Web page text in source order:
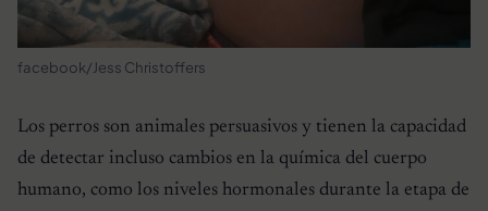
facebook/Jess Christoffers
Los perros son animales persuasivos y tienen la capacidad
de detectar incluso cambios en la química del cuerpo
humano, como los niveles hormonales durante la etapa de